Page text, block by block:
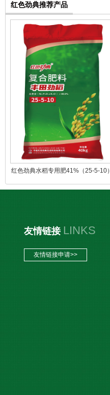
红色劲典推荐产品
红色劲典水稻专用肥41%（25-5-10）
友情链接 LINKS
友情链接申请>>